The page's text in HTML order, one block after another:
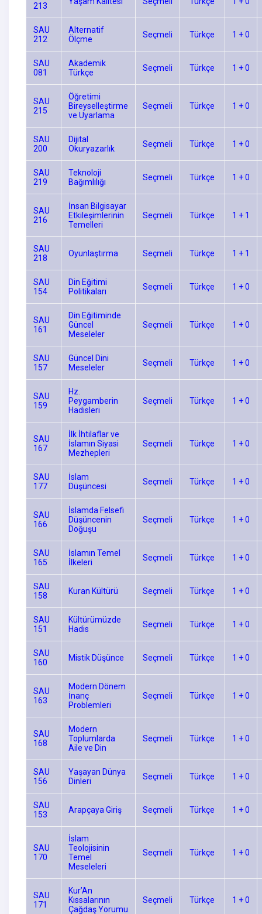
213
SAU
212
Alternatif
Ölçme
Seçmeli Türkçe 1 + 0
SAU
081
Akademik
Türkçe
Seçmeli Türkçe 1 + 0
SAU
215
Öğretimi
Bireyselleştirme
ve Uyarlama
Seçmeli Türkçe 1 + 0
SAU
200
Dijital
Okuryazarlık
Seçmeli Türkçe 1 + 0
SAU
219
Teknoloji
Bağımlılığı
Seçmeli Türkçe 1 + 0
SAU
216
İnsan Bilgisayar
Etkileşimlerinin
Temelleri
Seçmeli Türkçe 1 + 1
SAU
218
Oyunlaştırma Seçmeli Türkçe 1 + 1
SAU
154
Din Eğitimi
Politikaları
Seçmeli Türkçe 1 + 0
SAU
161
Din Eğitiminde
Güncel
Meseleler
Seçmeli Türkçe 1 + 0
SAU
157
Güncel Dini
Meseleler
Seçmeli Türkçe 1 + 0
SAU
159
Hz.
Peygamberin
Hadisleri
Seçmeli Türkçe 1 + 0
SAU
167
İlk İhtilaflar ve
İslamın Siyasi
Mezhepleri
Seçmeli Türkçe 1 + 0
SAU
177
İslam
Düşüncesi
Seçmeli Türkçe 1 + 0
SAU
166
İslamda Felsefi
Düşüncenin
Doğuşu
Seçmeli Türkçe 1 + 0
SAU
165
İslamın Temel
İlkeleri
Seçmeli Türkçe 1 + 0
SAU
158
Kuran Kültürü Seçmeli Türkçe 1 + 0
SAU
151
Kültürümüzde
Hadis
Seçmeli Türkçe 1 + 0
SAU
160
Mistik Düşünce Seçmeli Türkçe 1 + 0
SAU
163
Modern Dönem
İnanç
Problemleri
Seçmeli Türkçe 1 + 0
SAU
168
Modern
Toplumlarda
Aile ve Din
Seçmeli Türkçe 1 + 0
SAU
156
Yaşayan Dünya
Dinleri
Seçmeli Türkçe 1 + 0
SAU
153
Arapçaya Giriş Seçmeli Türkçe 1 + 0
SAU
170
İslam
Teolojisinin
Temel
Meseleleri
Seçmeli Türkçe 1 + 0
SAU
171
Kur’An
Kıssalarının
Çağdaş Yorumu
Seçmeli Türkçe 1 + 0